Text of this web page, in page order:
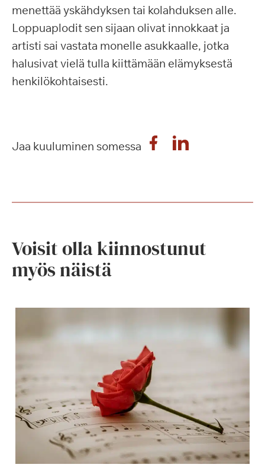
menettää yskähdyksen tai kolahduksen alle.
Loppuaplodit sen sijaan olivat innokkaat ja
artisti sai vastata monelle asukkaalle, jotka
halusivat vielä tulla kiittämään elämyksestä
henkilökohtaisesti.
Jaa kuuluminen somessa
Voisit olla kiinnostunut
myös näistä